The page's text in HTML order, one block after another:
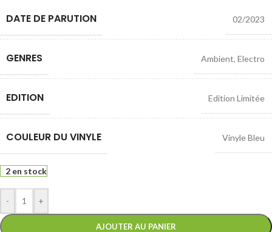
DATE DE PARUTION 02/2023
GENRES Ambient, Electro
EDITION Edition Limitée
COULEUR DU VINYLE Vinyle Bleu
2 en stock
- +
AJOUTER AU PANIER